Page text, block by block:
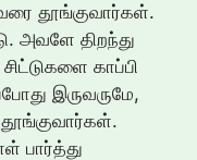
தூங்குவார்கள்.
அவளே திறந்து
காப்பி
இருவருமே,
பார்த்து